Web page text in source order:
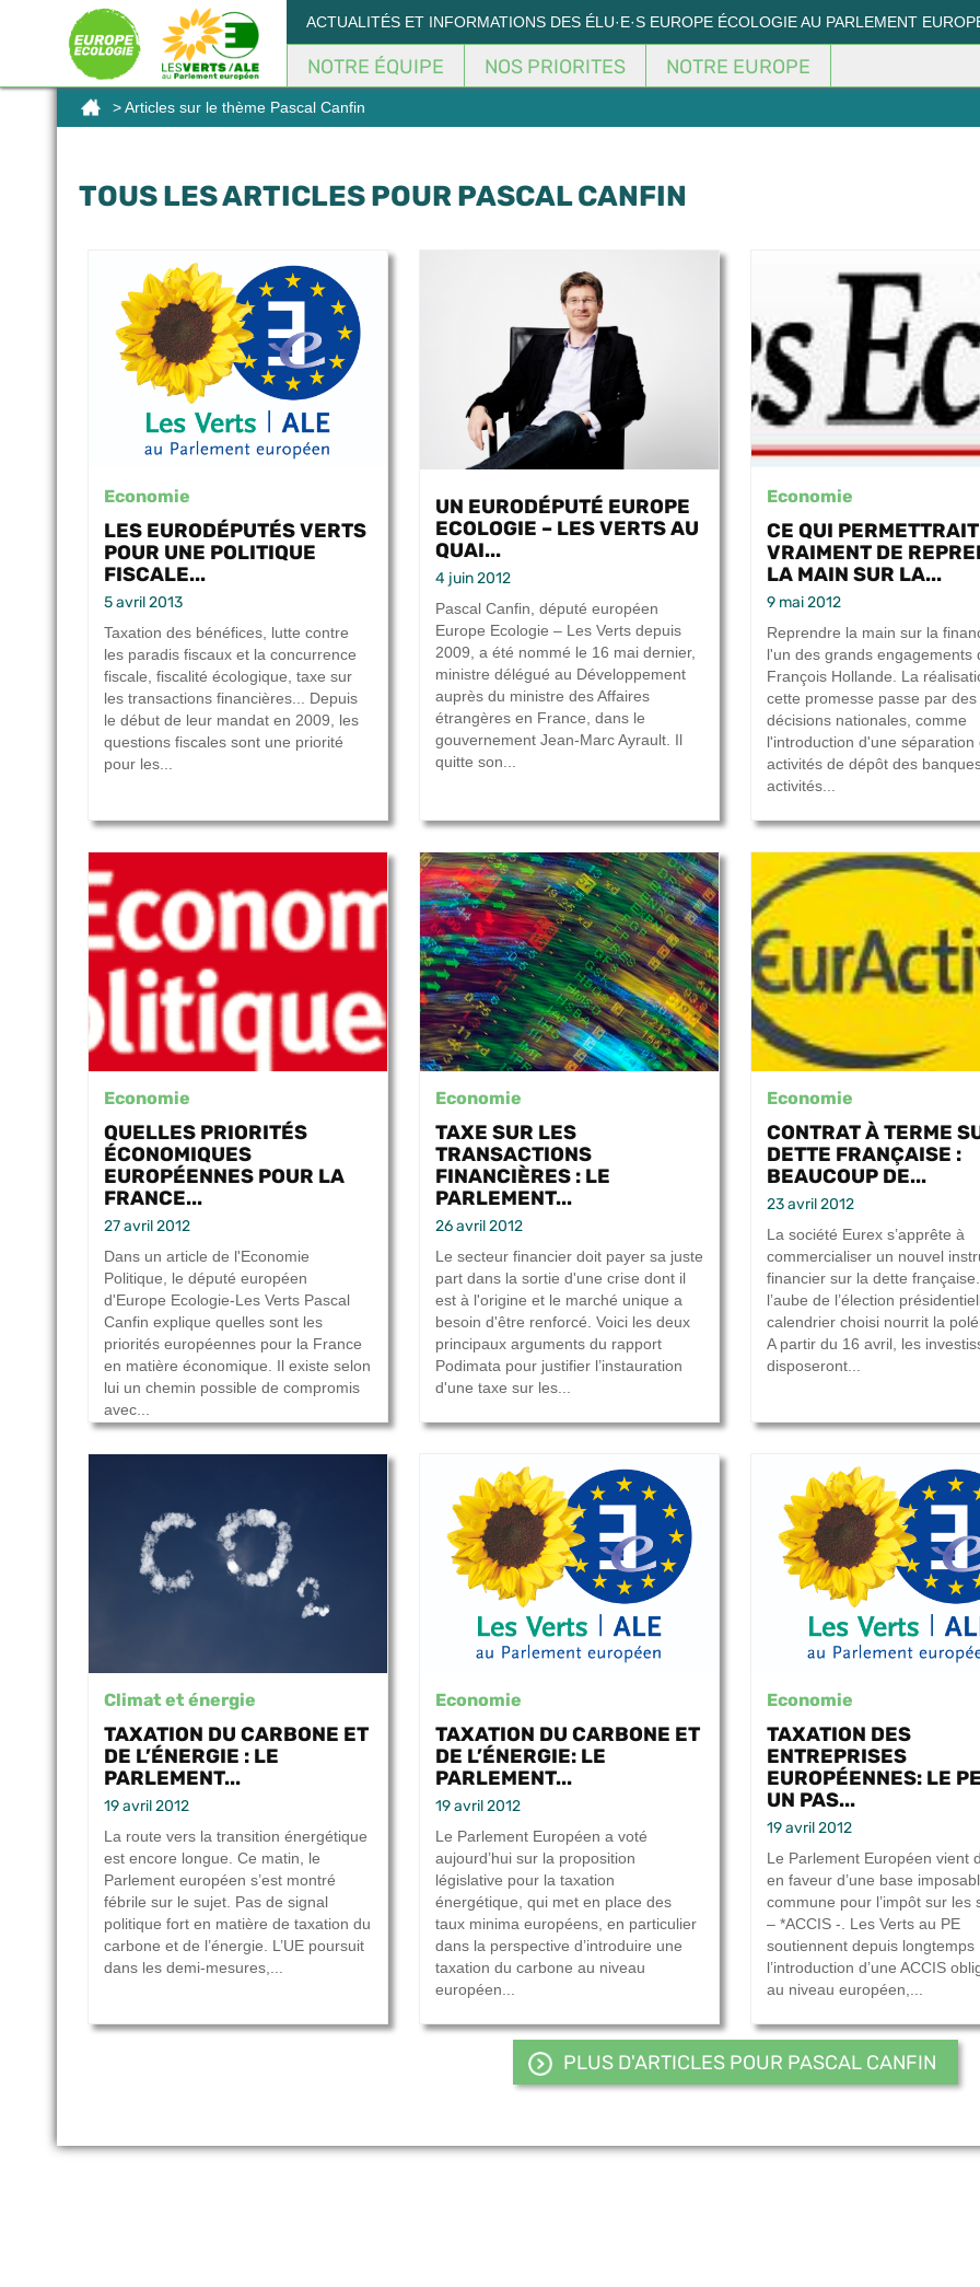
ACTUALITÉS ET INFORMATIONS DES ÉLU·E·S EUROPE ÉCOLOGIE AU PARLEMENT
NOTRE ÉQUIPE NOS PRIORITES NOTRE EUROPE
> Articles sur le thème Pascal Canfin
TOUS LES ARTICLES POUR PASCAL CANFIN
Economie
LES EURODÉPUTÉS VERTS
POUR UNE POLITIQUE
FISCALE...
5 avril 2013
Taxation des bénéfices, lutte contre
les paradis fiscaux et la concurrence
fiscale, fiscalité écologique, taxe sur
les transactions financières... Depuis
le début de leur mandat en 2009, les
questions fiscales sont une priorité
pour les...
UN EURODÉPUTÉ EUROPE
ECOLOGIE – LES VERTS AU
QUAI...
4 juin 2012
Pascal Canfin, député européen
Europe Ecologie – Les Verts depuis
2009, a été nommé le 16 mai dernier,
ministre délégué au Développement
auprès du ministre des Affaires
étrangères en France, dans le
gouvernement Jean-Marc Ayrault. Il
quitte son...
Economie
CE QUI PERMETTRAIT
VRAIMENT DE
LA MAIN SUR LA...
9 mai 2012
Reprendre la main sur la
l'un des grands engagements
François Hollande. La
cette promesse passe par des
décisions nationales, comme
l'introduction d'une séparation
activités de dépôt des
activités...
Economie
QUELLES PRIORITÉS
ÉCONOMIQUES
EUROPÉENNES POUR LA
FRANCE...
27 avril 2012
Dans un article de l'Economie
Politique, le député européen
d'Europe Ecologie-Les Verts Pascal
Canfin explique quelles sont les
priorités européennes pour la France
en matière économique. Il existe selon
lui un chemin possible de compromis
avec...
Economie
TAXE SUR LES
TRANSACTIONS
FINANCIÈRES : LE
PARLEMENT...
26 avril 2012
Le secteur financier doit payer sa juste
part dans la sortie d'une crise dont il
est à l'origine et le marché unique a
besoin d'être renforcé. Voici les deux
principaux arguments du rapport
Podimata pour justifier l’instauration
d'une taxe sur les...
Economie
CONTRAT À TERME
DETTE FRANÇAISE :
BEAUCOUP DE...
23 avril 2012
La société Eurex s’apprête à
commercialiser un nouvel
financier sur la dette
l’aube de l’élection
calendrier choisi nourrit la
A partir du 16 avril, les
disposeront...
Climat et énergie
TAXATION DU CARBONE ET
DE L’ÉNERGIE : LE
PARLEMENT...
19 avril 2012
La route vers la transition énergétique
est encore longue. Ce matin, le
Parlement européen s’est montré
fébrile sur le sujet. Pas de signal
politique fort en matière de taxation du
carbone et de l’énergie. L’UE poursuit
dans les demi-mesures,...
Economie
TAXATION DU CARBONE ET
DE L’ÉNERGIE: LE
PARLEMENT...
19 avril 2012
Le Parlement Européen a voté
aujourd’hui sur la proposition
législative pour la taxation
énergétique, qui met en place des
taux minima européens, en particulier
dans la perspective d’introduire une
taxation du carbone au niveau
européen...
Economie
TAXATION DES
ENTREPRISES
EUROPÉENNES: LE
UN PAS...
19 avril 2012
Le Parlement Européen vient
en faveur d’une base
commune pour l’impôt sur les
– *ACCIS -. Les Verts au PE
soutiennent depuis longtemps
l’introduction d’une ACCIS
au niveau européen,...
PLUS D'ARTICLES POUR PASCAL CANFIN
Panneau de gestion des cookies